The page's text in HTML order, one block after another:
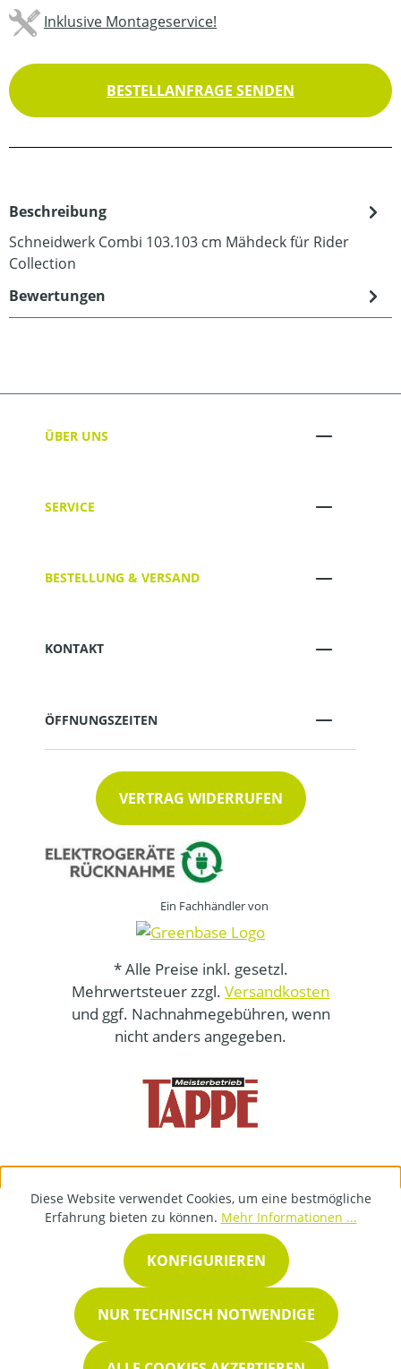
Inklusive Montageservice!
BESTELLANFRAGE SENDEN
Beschreibung
Schneidwerk Combi 103.103 cm Mähdeck für Rider
Collection
Bewertungen
ÜBER UNS
SERVICE
BESTELLUNG & VERSAND
KONTAKT
ÖFFNUNGSZEITEN
VERTRAG WIDERRUFEN
Ein Fachhändler von
* Alle Preise inkl. gesetzl.
Mehrwertsteuer zzgl. Versandkosten
und ggf. Nachnahmegebühren, wenn
nicht anders angegeben.
Diese Website verwendet Cookies, um eine bestmögliche
Erfahrung bieten zu können. Mehr Informationen ...
NUR TECHNISCH NOTWENDIGE
KONFIGURIEREN